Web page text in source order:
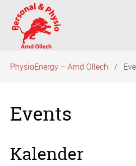
überspringen
PhysioEnergy – Arnd Ollech
Events
Kalender